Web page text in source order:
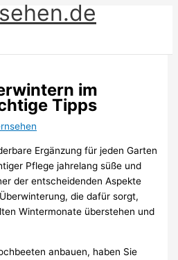
im
Tipps
Ergänzung für jeden Garten
Pflege jahrelang süße und
der entscheidenden Aspekte
die dafür sorgt,
Wintermonate überstehen und
anbauen, haben Sie